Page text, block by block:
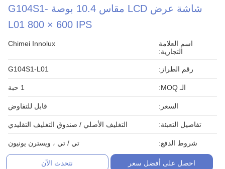
شاشة عرض LCD مقاس 10.4 بوصة G104S1-
L01 800 × 600 IPS
اسم العلامة
التجارية:
Chimei Innolux
رقم الطراز: G104S1-L01
الـ MOQ: 1 حبة
السعر: قابل للتفاوض
تفاصيل التعبئة: التغليف الأصلي / صندوق التغليف التقليدي
شروط الدفع: تي / تي ، ويسترن يونيون
احصل على أفضل سعر نتحدث الآن